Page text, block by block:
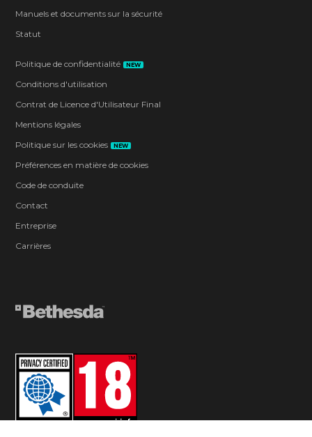
Manuels et documents sur la sécurité
Statut
Politique de confidentialité NEW
Conditions d'utilisation
Contrat de Licence d'Utilisateur Final
Mentions légales
Politique sur les cookies
NEW
Préférences en matière de cookies
Code de conduite
Contact
Entreprise
Carrières